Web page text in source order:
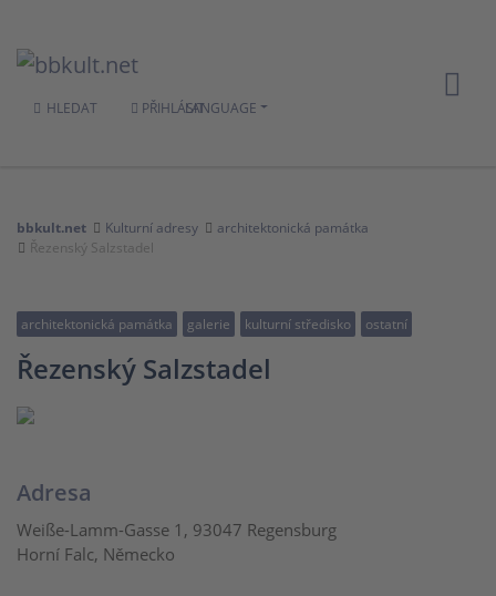
HLEDAT PŘIHLÁSITLANGUAGE
bbkult.net Kulturní adresy
architektonická památka
Řezenský Salzstadel
architektonická památka galerie kulturní středisko ostatní
Řezenský Salzstadel
Adresa
Weiße-Lamm-Gasse 1, 93047 Regensburg
Horní Falc, Německo